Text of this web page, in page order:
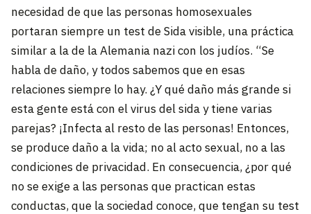
necesidad de que las personas homosexuales
portaran siempre un test de Sida visible, una práctica
similar a la de la Alemania nazi con los judíos. “Se
habla de daño, y todos sabemos que en esas
relaciones siempre lo hay. ¿Y qué daño más grande si
esta gente está con el virus del sida y tiene varias
parejas? ¡Infecta al resto de las personas! Entonces,
se produce daño a la vida; no al acto sexual, no a las
condiciones de privacidad. En consecuencia, ¿por qué
no se exige a las personas que practican estas
conductas, que la sociedad conoce, que tengan su test